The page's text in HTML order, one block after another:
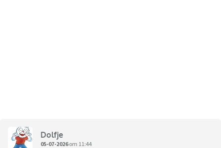
Dolfje
05-07-2026om 11:44